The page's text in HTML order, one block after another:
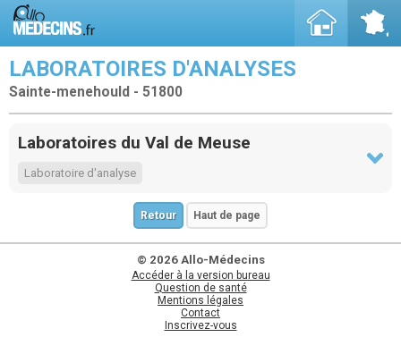
LABORATOIRES D'ANALYSES
Sainte-menehould - 51800
Laboratoires du Val de Meuse
Laboratoire d'analyse
Retour Haut de page
© 2026 Allo-Médecins
Accéder à la version bureau
Question de santé
Mentions légales
Contact
Inscrivez-vous